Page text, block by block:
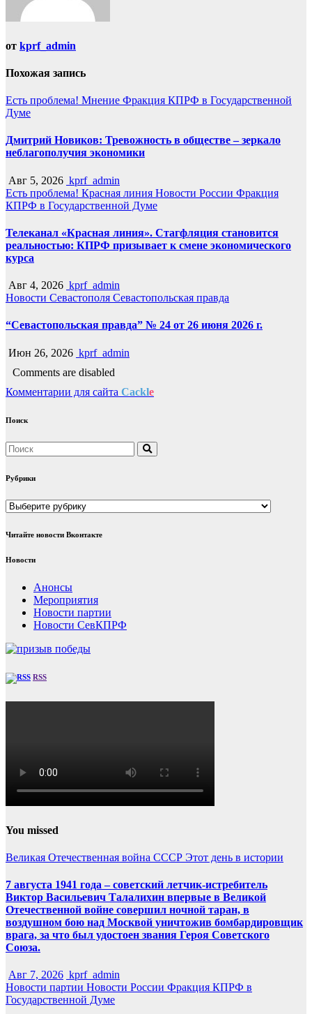
от kprf_admin
Похожая запись
Есть проблема! Мнение Фракция КПРФ в Государственной
Думе
Дмитрий Новиков: Тревожность в обществе – зеркало
неблагополучия экономики
Авг 5, 2026 kprf_admin
Есть проблема! Красная линия Новости России Фракция
КПРФ в Государственной Думе
Телеканал «Красная линия». Стагфляция становится
реальностью: КПРФ призывает к смене экономического
курса
Авг 4, 2026 kprf_admin
Новости Севастополя Севастопольская правда
“Севастопольская правда” № 24 от 26 июня 2026 г.
Июн 26, 2026 kprf_admin
Comments are disabled
Комментарии для сайта Cackle
Поиск
Рубрики
Рубрики
Читайте новости Вконтакте
Новости
Анонсы
Мероприятия
Новости партии
Новости СевКПРФ
RSS
You missed
Великая Отечественная война СССР Этот день в истории
7 августа 1941 года – советский летчик-истребитель
Виктор Васильевич Талалихин впервые в Великой
Отечественной войне совершил ночной таран, в
воздушном бою над Москвой уничтожив бомбардировщик
врага, за что был удостоен звания Героя Советского
Союза.
Авг 7, 2026 kprf_admin
Новости партии Новости России Фракция КПРФ в
Государственной Думе